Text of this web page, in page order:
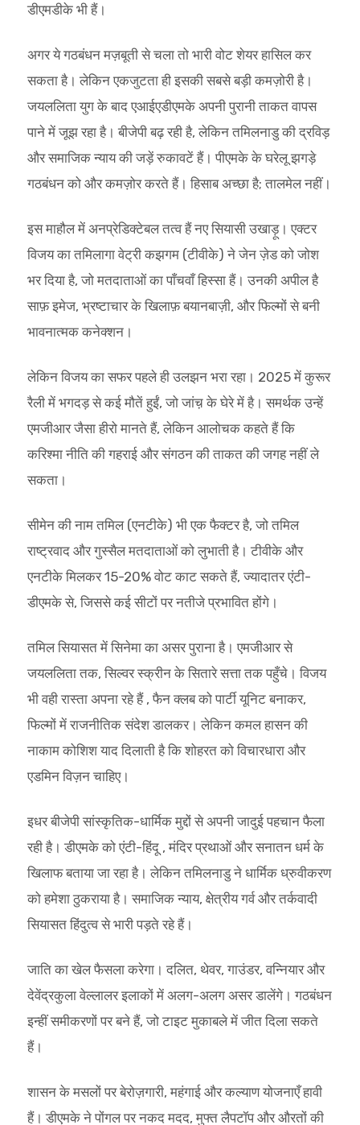
डीएमडीके भी हैं।
अगर ये गठबंधन मज़बूती से चला तो भारी वोट शेयर हासिल कर
सकता है। लेकिन एकजुटता ही इसकी सबसे बड़ी कमज़ोरी है।
जयललिता युग के बाद एआईएडीएमके अपनी पुरानी ताकत वापस
पाने में जूझ रहा है। बीजेपी बढ़ रही है, लेकिन तमिलनाडु की द्रविड़
और समाजिक न्याय की जड़ें रुकावटें हैं। पीएमके के घरेलू झगड़े
गठबंधन को और कमज़ोर करते हैं। हिसाब अच्छा है; तालमेल नहीं।
इस माहौल में अनप्रेडिक्टेबल तत्व हैं नए सियासी उखाड़ू। एक्टर
विजय का तमिलागा वेट्री कझगम (टीवीके) ने जेन ज़ेड को जोश
भर दिया है, जो मतदाताओं का पाँचवाँ हिस्सा हैं। उनकी अपील है
साफ़ इमेज, भ्रष्टाचार के खिलाफ़ बयानबाज़ी, और फिल्मों से बनी
भावनात्मक कनेक्शन।
लेकिन विजय का सफर पहले ही उलझन भरा रहा। 2025 में कुरूर
रैली में भगदड़ से कई मौतें हुईं, जो जांच़ के घेरे में है। समर्थक उन्हें
एमजीआर जैसा हीरो मानते हैं, लेकिन आलोचक कहते हैं कि
करिश्मा नीति की गहराई और संगठन की ताकत की जगह नहीं ले
सकता।
सीमेन की नाम तमिल (एनटीके) भी एक फैक्टर है, जो तमिल
राष्ट्रवाद और गुस्सैल मतदाताओं को लुभाती है। टीवीके और
एनटीके मिलकर 15-20% वोट काट सकते हैं, ज्यादातर एंटी-
डीएमके से, जिससे कई सीटों पर नतीजे प्रभावित होंगे।
तमिल सियासत में सिनेमा का असर पुराना है। एमजीआर से
जयललिता तक, सिल्वर स्क्रीन के सितारे सत्ता तक पहुँचे। विजय
भी वही रास्ता अपना रहे हैं , फैन क्लब को पार्टी यूनिट बनाकर,
फिल्मों में राजनीतिक संदेश डालकर। लेकिन कमल हासन की
नाकाम कोशिश याद दिलाती है कि शोहरत को विचारधारा और
एडमिन विज़न चाहिए।
इधर बीजेपी सांस्कृतिक-धार्मिक मुद्दों से अपनी जादुई पहचान फैला
रही है। डीएमके को एंटी-हिंदू , मंदिर प्रथाओं और सनातन धर्म के
खिलाफ बताया जा रहा है। लेकिन तमिलनाडु ने धार्मिक ध्रुवीकरण
को हमेशा ठुकराया है। समाजिक न्याय, क्षेत्रीय गर्व और तर्कवादी
सियासत हिंदुत्व से भारी पड़ते रहे हैं।
जाति का खेल फैसला करेगा। दलित, थेवर, गाउंडर, वन्नियार और
देवेंद्रकुला वेल्लालर इलाकों में अलग-अलग असर डालेंगे। गठबंधन
इन्हीं समीकरणों पर बने हैं, जो टाइट मुकाबले में जीत दिला सकते
हैं।
शासन के मसलों पर बेरोज़गारी, महंगाई और कल्याण योजनाएँ हावी
हैं। डीएमके ने पोंगल पर नकद मदद, मुफ्त लैपटॉप और औरतों की